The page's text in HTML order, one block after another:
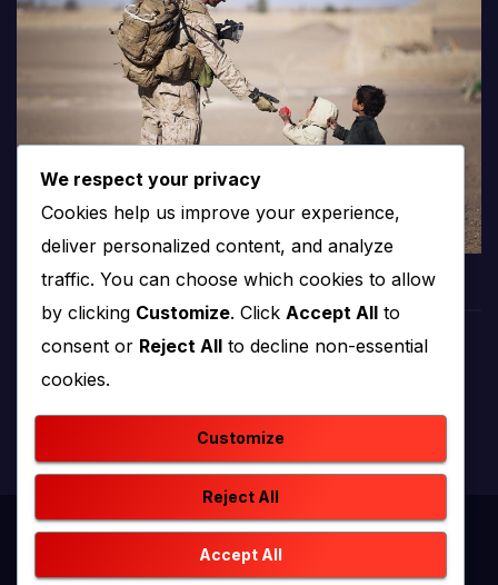
produkcija i emitiranje tv programa
Proudly powered by WordPress|Theme: newstack by
Themeansar
We respect your privacy
Cookies help us improve your experience,
deliver personalized content, and analyze
traffic. You can choose which cookies to allow
by clicking Customize. Click Accept All to
consent or Reject All to decline non-essential
cookies.
Customize
Reject All
Accept All